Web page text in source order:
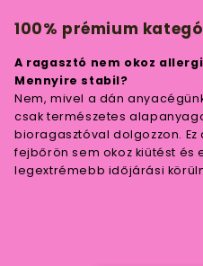
100% prémium
A ragasztó nem okoz
Mennyire stabil?
Nem, mivel a dán
csak természetes
bioragasztóval dolgozzon.
fejbőrön sem okoz kiütést és
legextrémebb időjárási